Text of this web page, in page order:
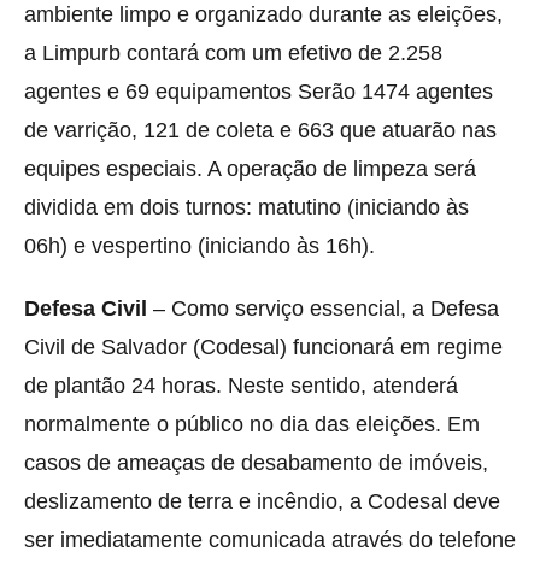
ambiente limpo e organizado durante as eleições,
a Limpurb contará com um efetivo de 2.258
agentes e 69 equipamentos Serão 1474 agentes
de varrição, 121 de coleta e 663 que atuarão nas
equipes especiais. A operação de limpeza será
dividida em dois turnos: matutino (iniciando às
06h) e vespertino (iniciando às 16h).
Defesa Civil – Como serviço essencial, a Defesa
Civil de Salvador (Codesal) funcionará em regime
de plantão 24 horas. Neste sentido, atenderá
normalmente o público no dia das eleições. Em
casos de ameaças de desabamento de imóveis,
deslizamento de terra e incêndio, a Codesal deve
ser imediatamente comunicada através do telefone